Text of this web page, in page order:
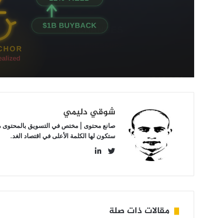
شوقي دليمي
صانع محتوى | مختص في التسويق بالمحتوى
ستكون لها الكلمة الأعلى في اقتصاد الغد.
مقالات ذات صلة